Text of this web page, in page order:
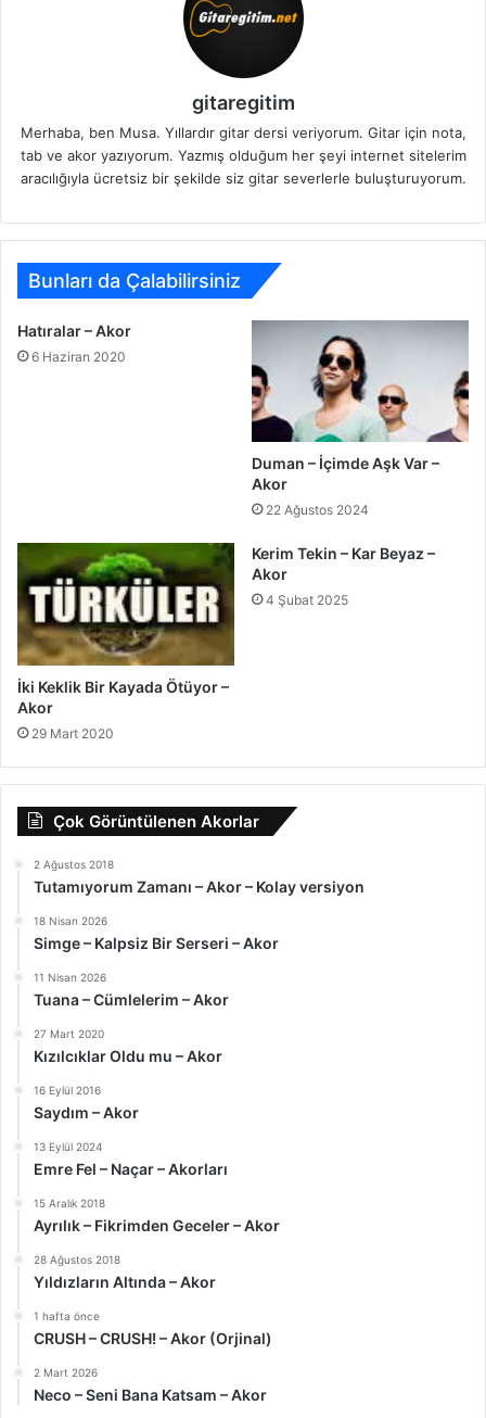
gitaregitim
Merhaba, ben Musa. Yıllardır gitar dersi veriyorum. Gitar için nota,
tab ve akor yazıyorum. Yazmış olduğum her şeyi internet sitelerim
aracılığıyla ücretsiz bir şekilde siz gitar severlerle buluşturuyorum.
Bunları da Çalabilirsiniz
Hatıralar – Akor
6 Haziran 2020
Duman – İçimde Aşk Var –
Akor
22 Ağustos 2024
İki Keklik Bir Kayada Ötüyor –
Akor
29 Mart 2020
Kerim Tekin – Kar Beyaz –
Akor
4 Şubat 2025
Çok Görüntülenen Akorlar
2 Ağustos 2018
Tutamıyorum Zamanı – Akor – Kolay versiyon
18 Nisan 2026
Simge – Kalpsiz Bir Serseri – Akor
11 Nisan 2026
Tuana – Cümlelerim – Akor
27 Mart 2020
Kızılcıklar Oldu mu – Akor
16 Eylül 2016
Saydım – Akor
13 Eylül 2024
Emre Fel – Naçar – Akorları
15 Aralık 2018
Ayrılık – Fikrimden Geceler – Akor
28 Ağustos 2018
Yıldızların Altında – Akor
1 hafta önce
CRUSH – CRUSH! – Akor (Orjinal)
2 Mart 2026
Neco – Seni Bana Katsam – Akor